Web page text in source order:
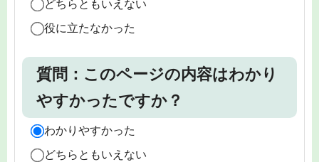
どちらともいえない
役に立たなかった
質問：このページの内容はわかり
やすかったですか？
わかりやすかった
どちらともいえない